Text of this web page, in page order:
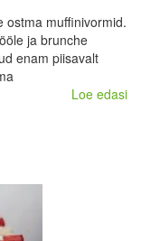
ostma muffinivormid.
ja brunche
enam piisavalt
Loe edasi